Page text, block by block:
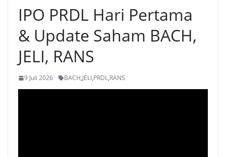
IPO PRDL Hari Pertama
& Update Saham BACH,
JELI, RANS
9 Juli 2026 BACH,JELI,PRDL,RANS